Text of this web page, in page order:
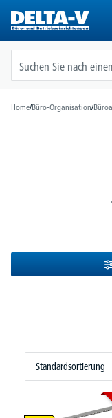
springen
Home/Büro-Organisation/